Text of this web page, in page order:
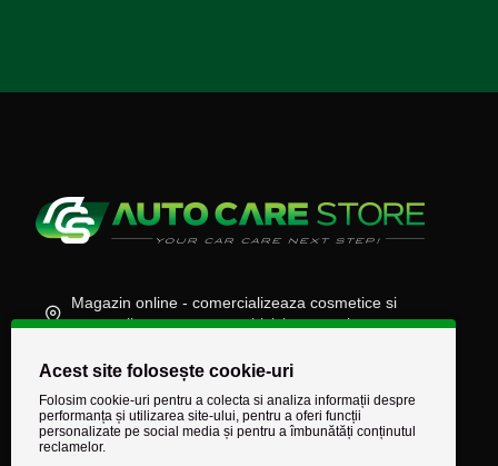
Magazin online - comercializeaza cosmetice si
accesorii auto, moto, atv, biciclete, camioane
(+40) 745 848 890
comenzi@autocarestore.ro
Acest site folosește cookie-uri
Folosim cookie-uri pentru a colecta si analiza informații despre
performanța și utilizarea site-ului, pentru a oferi funcții
personalizate pe social media și pentru a îmbunătăți conținutul
reclamelor.